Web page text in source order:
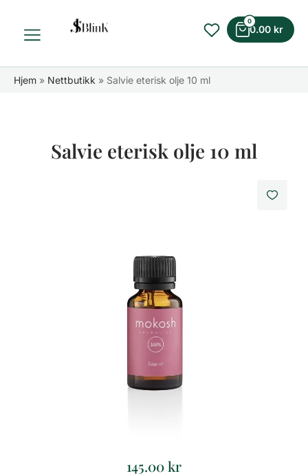
0.00 kr
0
Hjem » Nettbutikk » Salvie eterisk olje 10 ml
Salvie eterisk olje 10 ml
145.00kr